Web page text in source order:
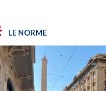
LE NORME